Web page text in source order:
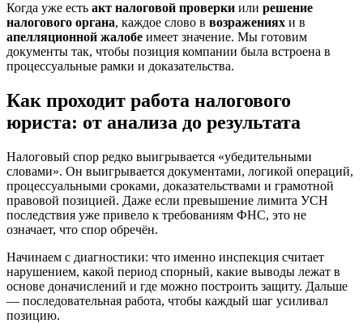
Когда уже есть акт налоговой проверки или решение
налогового органа, каждое слово в возражениях и в
апелляционной жалобе имеет значение. Мы готовим
документы так, чтобы позиция компании была встроена в
процессуальные рамки и доказательства.
Как проходит работа налогового
юриста: от анализа до результата
Налоговый спор редко выигрывается «убедительными
словами». Он выигрывается документами, логикой операций,
процессуальными сроками, доказательствами и грамотной
правовой позицией. Даже если превышение лимита УСН
последствия уже привело к требованиям ФНС, это не
означает, что спор обречён.
Начинаем с диагностики: что именно инспекция считает
нарушением, какой период спорный, какие выводы лежат в
основе доначислений и где можно построить защиту. Дальше
— последовательная работа, чтобы каждый шаг усиливал
позицию.